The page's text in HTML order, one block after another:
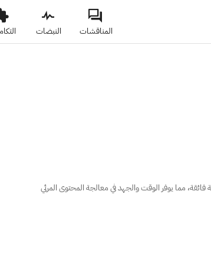
المناقشات النبضات
فائقة، مما يوفر الوقت والجهد في معالجة المحتوى المرئي